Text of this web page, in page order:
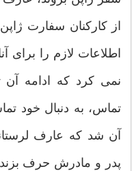
از کارکنان سفارت
اطلاعات لازم را
نمی کرد که ادامه
تماس، به دنبال خود
آن شد که عارف
پدر و مادرش حرف